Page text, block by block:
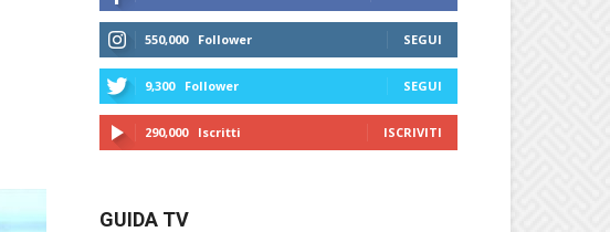
550,000 Follower SEGUI
9,300 Follower SEGUI
290,000 Iscritti ISCRIVITI
GUIDA TV